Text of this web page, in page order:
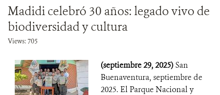
Madidi celebró 30 años: legado vivo de
biodiversidad y cultura
Views: 705
(septiembre 29, 2025)San
Buenaventura, septiembre de
2025. El Parque Nacional y